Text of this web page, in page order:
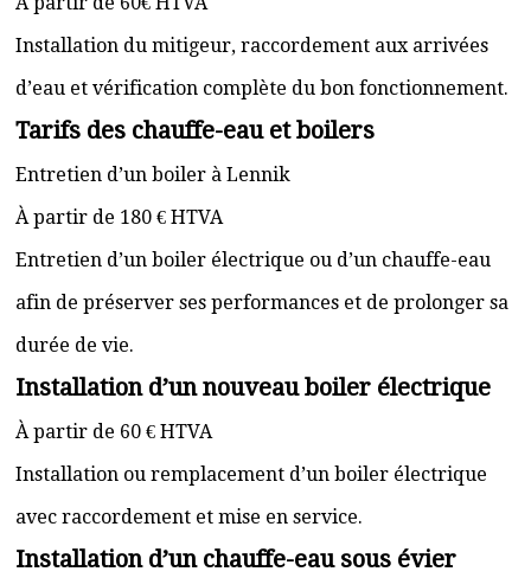
Installation du mitigeur, raccordement aux arrivées
d’eau et vérification complète du bon fonctionnement.
Tarifs des chauffe-eau et boilers
Entretien d’un boiler à Lennik
À partir de 180 € HTVA
Entretien d’un boiler électrique ou d’un chauffe-eau
afin de préserver ses performances et de prolonger sa
durée de vie.
Installation d’un nouveau boiler électrique
À partir de 60 € HTVA
Installation ou remplacement d’un boiler électrique
avec raccordement et mise en service.
Installation d’un chauffe-eau sous évier